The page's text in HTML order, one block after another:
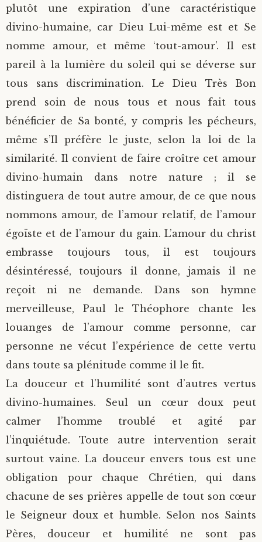
plutôt une expiration d’une caractéristique
divino-humaine, car Dieu Lui-même est et Se
nomme amour, et même ‘tout-amour’. Il est
pareil à la lumière du soleil qui se déverse sur
tous sans discrimination. Le Dieu Très Bon
prend soin de nous tous et nous fait tous
bénéficier de Sa bonté, y compris les pécheurs,
même s’Il préfère le juste, selon la loi de la
similarité. Il convient de faire croître cet amour
divino-humain dans notre nature ; il se
distinguera de tout autre amour, de ce que nous
nommons amour, de l’amour relatif, de l’amour
égoïste et de l’amour du gain. L’amour du christ
embrasse toujours tous, il est toujours
désintéressé, toujours il donne, jamais il ne
reçoit ni ne demande. Dans son hymne
merveilleuse, Paul le Théophore chante les
louanges de l’amour comme personne, car
personne ne vécut l’expérience de cette vertu
dans toute sa plénitude comme il le fit.
La douceur et l’humilité sont d’autres vertus
divino-humaines. Seul un cœur doux peut
calmer l’homme troublé et agité par
l’inquiétude. Toute autre intervention serait
surtout vaine. La douceur envers tous est une
obligation pour chaque Chrétien, qui dans
chacune de ses prières appelle de tout son cœur
le Seigneur doux et humble. Selon nos Saints
Pères, douceur et humilité ne sont pas